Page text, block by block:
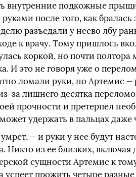
внутренние подкожные
после того, как бралась
разъедали у неево лбу
к врачу. Тому пришлось
коркой, но почти полтора
И это не говоря уже о
ломали руки, но Артемис —
за лишнего десятка
прочности и претерпел
удержать в пальцах даже
— и руки у нее будут
Никто из ее близких, включая
сущности Артемис к
успеет прожить четыре